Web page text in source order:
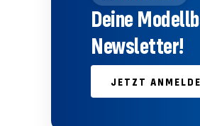
Deine
Newsletter!
JETZT